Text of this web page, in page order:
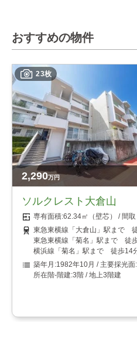
おすすめの物件
23枚
2,290万円
ソルクレスト大倉山
62.34㎡（壁芯）
東急東横線「大倉山」駅まで
東急東横線「菊名」駅まで 徒
横浜線「菊名」駅まで 徒歩14
1982年10月
3階 / 地上3階建